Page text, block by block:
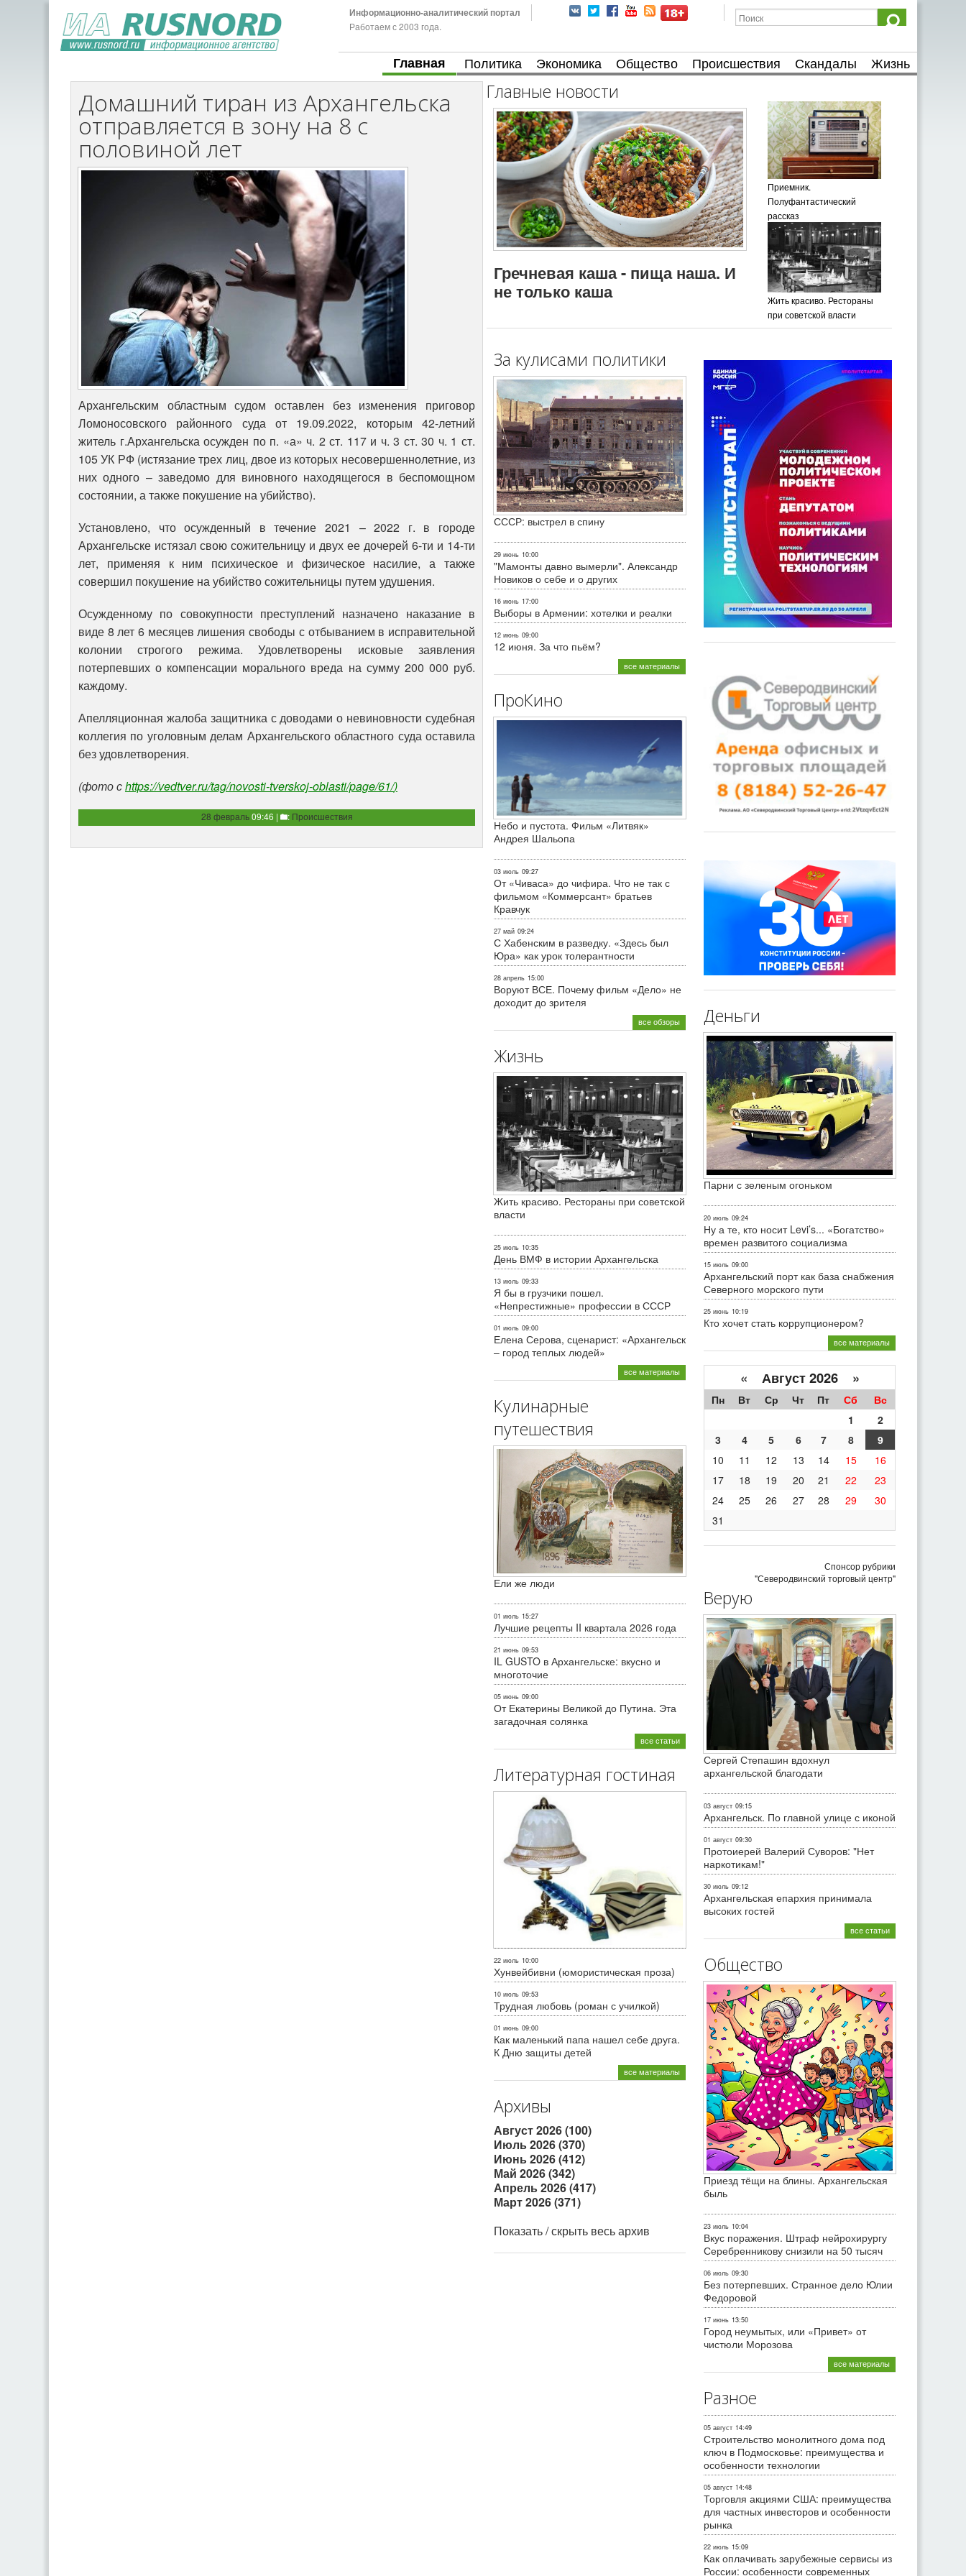
Информационно-аналитический портал
Работаем с 2003 года.
Главная Политика Экономика Общество Происшествия Скандалы Жизнь
Домашний тиран из Архангельска
отправляется в зону на 8 с
половиной лет
Архангельским областным судом оставлен без изменения приговор
Ломоносовского районного суда от 19.09.2022, которым 42-летний
житель г.Архангельска осужден по п. «а» ч. 2 ст. 117 и ч. 3 ст. 30 ч. 1 ст.
105 УК РФ (истязание трех лиц, двое из которых несовершеннолетние, из
них одного – заведомо для виновного находящегося в беспомощном
состоянии, а также покушение на убийство).
Установлено, что осужденный в течение 2021 – 2022 г. в городе
Архангельске истязал свою сожительницу и двух ее дочерей 6-ти и 14-ти
лет, применяя к ним психическое и физическое насилие, а также
совершил покушение на убийство сожительницы путем удушения.
Осужденному по совокупности преступлений назначено наказание в
виде 8 лет 6 месяцев лишения свободы с отбыванием в исправительной
колонии строгого режима. Удовлетворены исковые заявления
потерпевших о компенсации морального вреда на сумму 200 000 руб.
каждому.
Апелляционная жалоба защитника с доводами о невиновности судебная
коллегия по уголовным делам Архангельского областного суда оставила
без удовлетворения.
(фото сhttps://vedtver.ru/tag/novosti-tverskoj-oblasti/page/61/)
28 февраль09:46 | : Происшествия
Главные новости
Гречневая каша - пища наша. И
не только каша
Приемник.
Полуфантастический
рассказ
Жить красиво. Рестораны
при советской власти
За кулисами политики
СССР: выстрел в спину
29 июнь 10:00
"Мамонты давно вымерли". Александр
Новиков о себе и о других
16 июнь 17:00
Выборы в Армении: хотелки и реалки
12 июнь 09:00
12 июня. За что пьём?
все материалы
ПроКино
Небо и пустота. Фильм «Литвяк»
Андрея Шальопа
03 июль 09:27
От «Чиваса» до чифира. Что не так с
фильмом «Коммерсант» братьев
Кравчук
27 май 09:24
С Хабенским в разведку. «Здесь был
Юра» как урок толерантности
28 апрель 15:00
Воруют ВСЕ. Почему фильм «Дело» не
доходит до зрителя
все обзоры
Жизнь
Жить красиво. Рестораны при советской
власти
25 июль 10:35
День ВМФ в истории Архангельска
13 июль 09:33
Я бы в грузчики пошел.
«Непрестижные» профессии в СССР
01 июль 09:00
Елена Серова, сценарист: «Архангельск
– город теплых людей»
все материалы
Кулинарные
путешествия
Ели же люди
01 июль 15:27
Лучшие рецепты II квартала 2026 года
21 июнь 09:53
IL GUSTO в Архангельске: вкусно и
многоточие
05 июнь 09:00
От Екатерины Великой до Путина. Эта
загадочная солянка
все статьи
Литературная гостиная
22 июль 10:00
Хунвейбивни (юмористическая проза)
10 июль 09:53
Трудная любовь (роман с училкой)
01 июнь 09:00
Как маленький папа нашел себе друга.
К Дню защиты детей
все материалы
Архивы
Август 2026 (100)
Июль 2026 (370)
Июнь 2026 (412)
Май 2026 (342)
Апрель 2026 (417)
Март 2026 (371)
Показать / скрыть весь архив
Деньги
Парни с зеленым огоньком
20 июль 09:24
Ну а те, кто носит Levi’s... «Богатство»
времен развитого социализма
15 июль 09:00
Архангельский порт как база снабжения
Северного морского пути
25 июнь 10:19
Кто хочет стать коррупционером?
все материалы
« Август 2026 »
Пн Вт Ср Чт Пт Сб
Вс
1
2
3
4 5 6 7 8
9
10
11 12 13 14 15
16
17
18 19 20 21 22
23
24
25 26 27 28 29
30
31
Спонсор рубрики
"Северодвинский торговый центр"
Верую
Сергей Степашин вдохнул
архангельской благодати
03 август 09:15
Архангельск. По главной улице с иконой
01 август 09:30
Протоиерей Валерий Суворов: "Нет
наркотикам!"
30 июль 09:12
Архангельская епархия принимала
высоких гостей
все статьи
Общество
Приезд тёщи на блины. Архангельская
быль
23 июль 10:04
Вкус поражения. Штраф нейрохирургу
Серебренникову снизили на 50 тысяч
06 июль 09:30
Без потерпевших. Странное дело Юлии
Федоровой
17 июнь 13:50
Город неумытых, или «Привет» от
чистюли Морозова
все материалы
Разное
05 август 14:49
Строительство монолитного дома под
ключ в Подмосковье: преимущества и
особенности технологии
05 август 14:48
Торговля акциями США: преимущества
для частных инвесторов и особенности
рынка
22 июль 15:09
Как оплачивать зарубежные сервисы из
России: особенности современных